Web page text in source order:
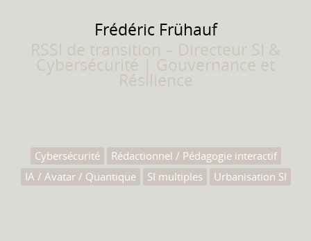
Frédéric Frühauf
RSSI de transition – Directeur SI &
Cybersécurité | Gouvernance et
Résilience
Cybersécurité
Rédactionnel / Pédagogie interactif
IA / Avatar / Quantique
SI multiples Urbanisation SI